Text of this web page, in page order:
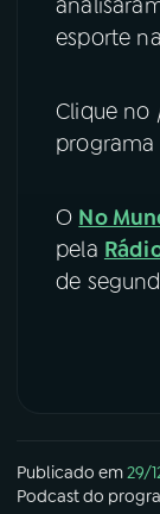
Instagram
TikTok
esporte
Clique no
programa
O No
pela
de
Publicado em29/
Podcastdo